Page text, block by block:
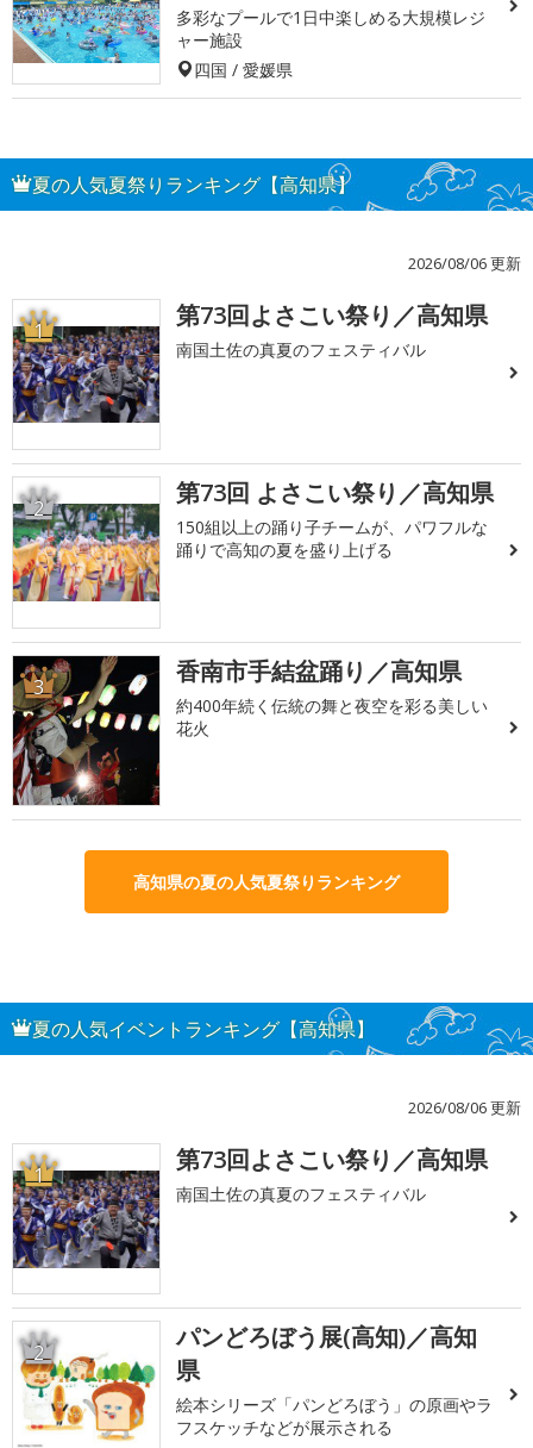
多彩なプールで1日中楽しめる大規模レジ
ャー施設
四国 / 愛媛県
夏の人気夏祭りランキング【高知県】
2026/08/06 更新
1 第73回よさこい祭り／高知県
南国土佐の真夏のフェスティバル
2 第73回 よさこい祭り／高知県
150組以上の踊り子チームが、パワフルな
踊りで高知の夏を盛り上げる
3 香南市手結盆踊り／高知県
約400年続く伝統の舞と夜空を彩る美しい
花火
高知県の夏の人気夏祭りランキング
夏の人気イベントランキング【高知県】
2026/08/06 更新
1 第73回よさこい祭り／高知県
南国土佐の真夏のフェスティバル
2
パンどろぼう展(高知)／高知
県
絵本シリーズ「パンどろぼう」の原画やラ
フスケッチなどが展示される